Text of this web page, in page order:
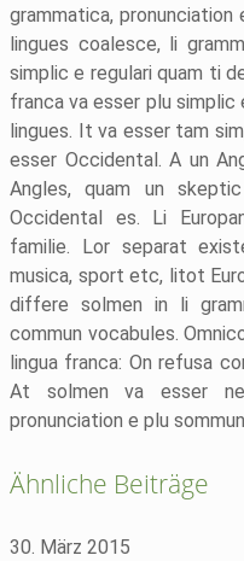
grammatica, pronunciation
lingues coalesce, li
simplic e regulari quam ti
franca va esser plu simplic
lingues. It va esser tam
esser Occidental. A un
Angles, quam un
Occidental es. Li
familie. Lor separat
musica, sport etc, litot
differe solmen in li
commun vocabules.
lingua franca: On refusa
At solmen va esser
pronunciation e plu
Ähnliche Beiträge
30. März 2015